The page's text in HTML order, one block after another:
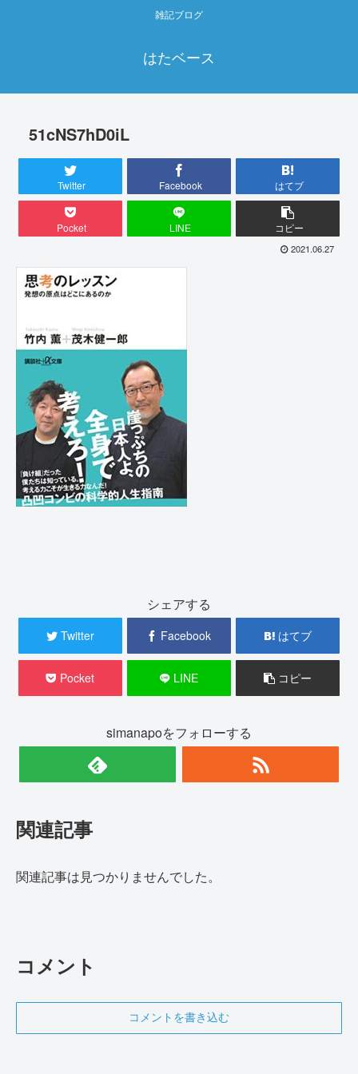
雑記ブログ
はたベース
51cNS7hD0iL
Twitter Facebook はてブ
Pocket LINE コピー
2021.06.27
シェアする
Twitter Facebook はてブ
Pocket LINE コピー
simanapoをフォローする
関連記事
関連記事は見つかりませんでした。
コメント
コメントを書き込む